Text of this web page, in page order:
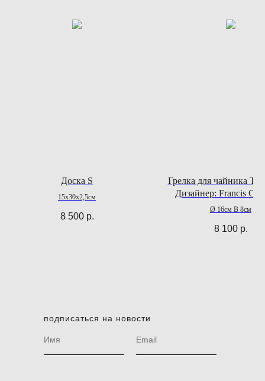
Доска S
15x30x2,5см
8 500 р.
Грелка для чайника
Дизайнер: Francis
Ø 16см В 8см
8 100 р.
подписаться на новости